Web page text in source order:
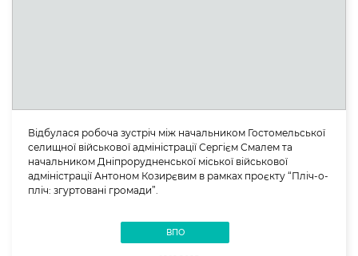
Відбулася робоча зустріч між начальником Гостомельської
селищної військової адміністрації Сергієм Смалем та
начальником Дніпрорудненської міської військової
адміністрації Антоном Козирєвим в рамках проєкту “Пліч-о-
пліч: згуртовані громади”.
ВПО